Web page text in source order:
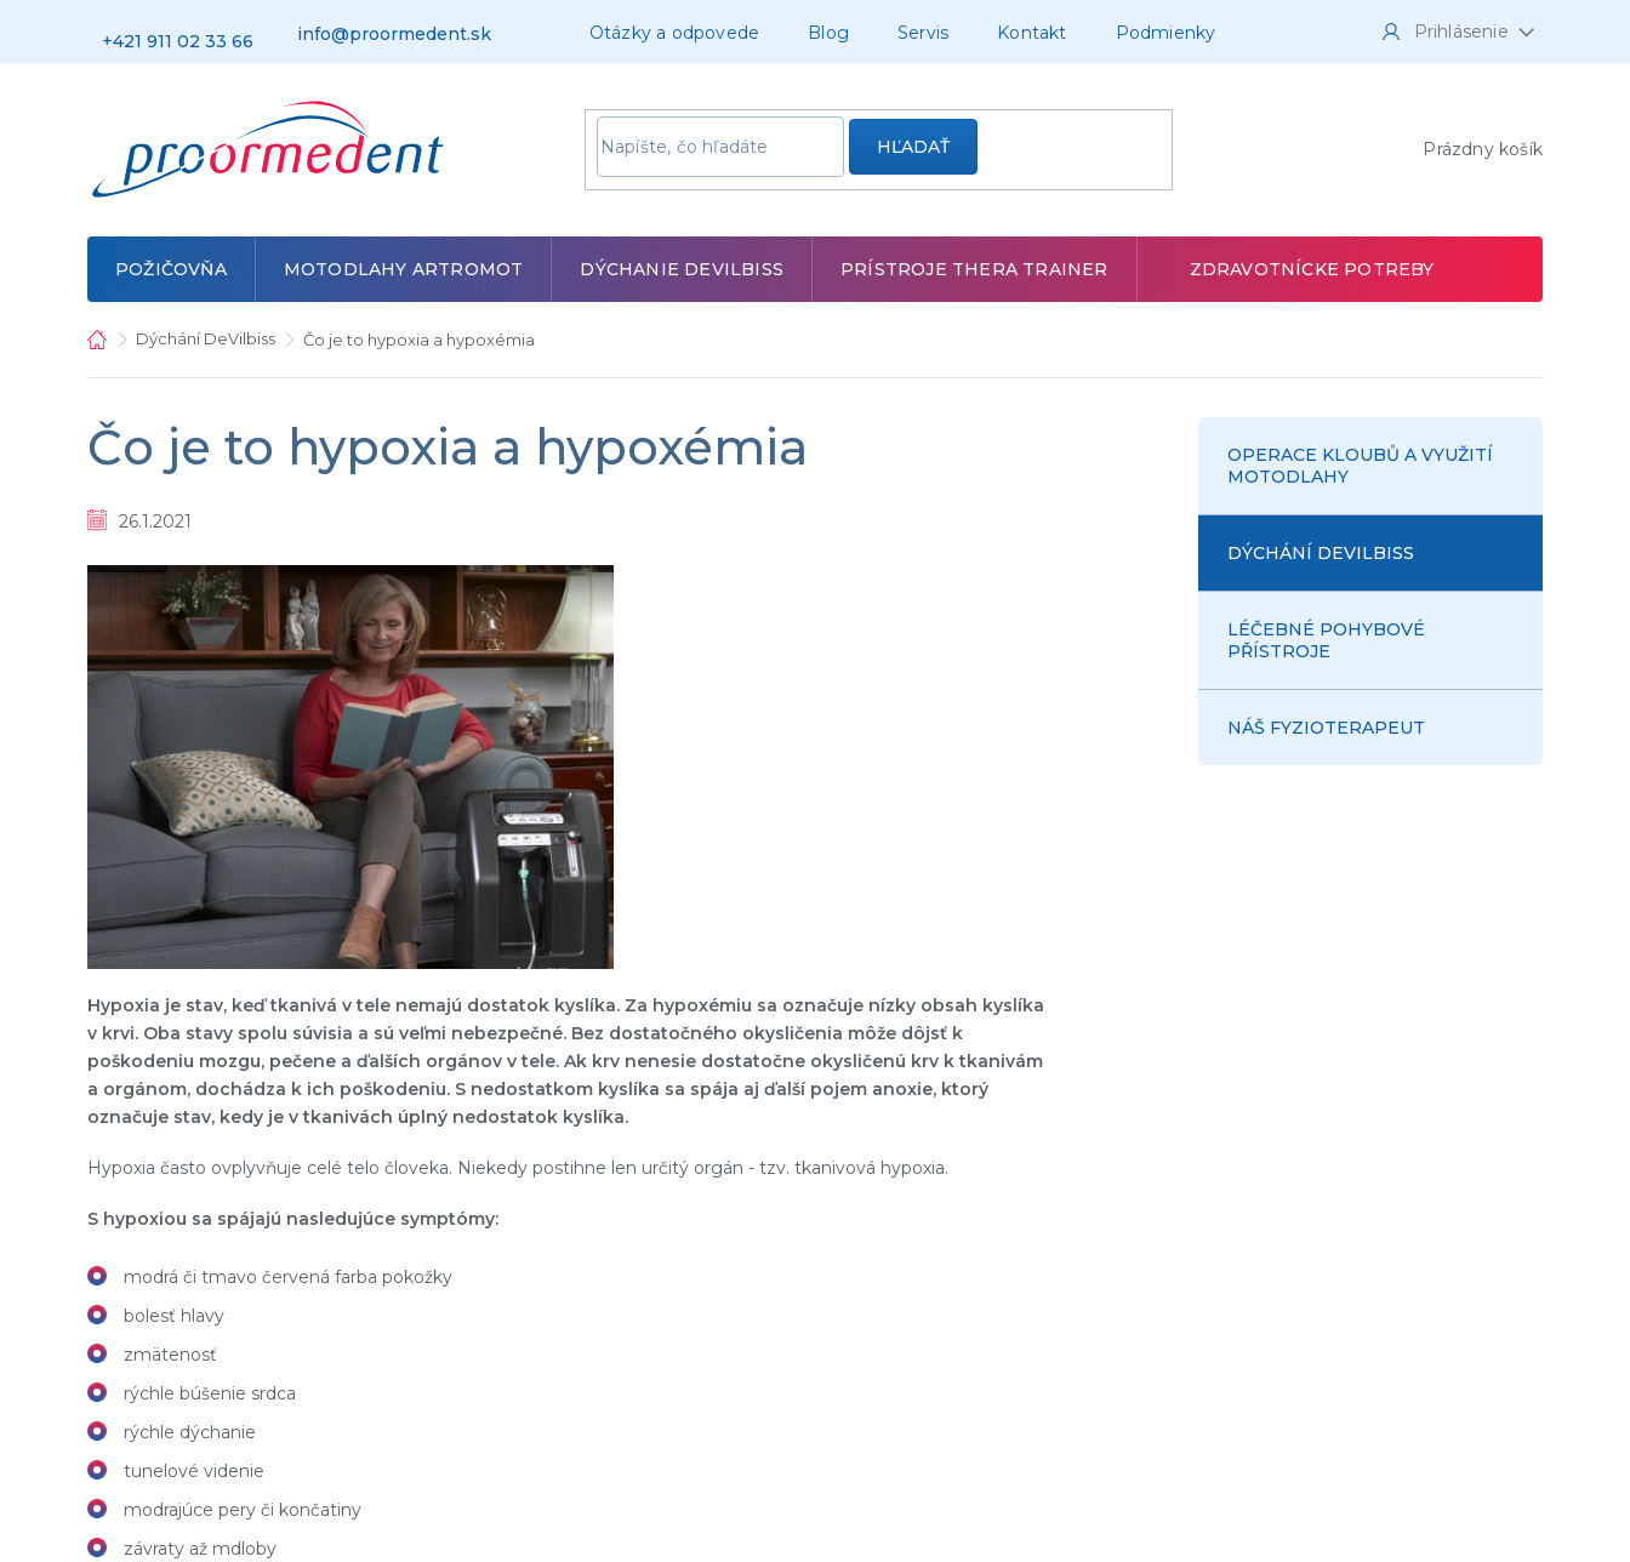
+421 911 02 33 66 info@proormedent.sk Otázky a odpovede Blog Servis Kontakt Podmienky Prihlásenie
HĽADAŤ
NÁKUPNÝ
Prázdny košík
POŽIČOVŇA MOTODLAHY ARTROMOT DÝCHANIE DEVILBISS PRÍSTROJE THERA TRAINER ZDRAVOTNÍCKE POTREBY
DomovDýchání DeVilbiss Čo je to hypoxia a hypoxémia
Čo je to hypoxia a hypoxémia
26.1.2021
Hypoxia je stav, keď tkanivá v tele nemajú dostatok kyslíka. Za hypoxémiu sa označuje nízky obsah kyslíka
v krvi. Oba stavy spolu súvisia a sú veľmi nebezpečné. Bez dostatočného okysličenia môže dôjsť k
poškodeniu mozgu, pečene a ďalších orgánov v tele. Ak krv nenesie dostatočne okysličenú krv k tkanivám
a orgánom, dochádza k ich poškodeniu. S nedostatkom kyslíka sa spája aj ďalší pojem anoxie, ktorý
označuje stav, kedy je v tkanivách úplný nedostatok kyslíka.
Hypoxia často ovplyvňuje celé telo človeka. Niekedy postihne len určitý orgán - tzv. tkanivová hypoxia.
S hypoxiou sa spájajú nasledujúce symptómy:
modrá či tmavo červená farba pokožky
bolesť hlavy
zmätenosť
rýchle búšenie srdca
rýchle dýchanie
tunelové videnie
modrajúce pery či končatiny
závraty až mdloby
OPERACE KLOUBŮ A VYUŽITÍ
MOTODLAHY
DÝCHÁNÍ DEVILBISS
LÉČEBNÉ POHYBOVÉ
PŘÍSTROJE
NÁŠ FYZIOTERAPEUT